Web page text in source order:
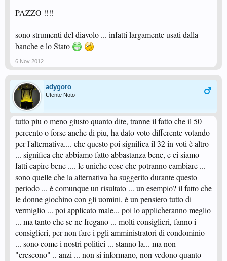
PAZZO !!!!
sono strumenti del diavolo ... infatti largamente usati dalla
banche e lo Stato
6 Nov 2012
adygoro
Utente Noto
tutto piu o meno giusto quanto dite, tranne il fatto che il 50
percento o forse anche di piu, ha dato voto differente votando
per l'alternativa.... che questo poi significa il 32 in voti è altro
... significa che abbiamo fatto abbastanza bene, e ci siamo
fatti capire bene .... le uniche cose che potranno cambiare ...
sono quelle che la alternativa ha suggerito durante questo
periodo ... è comunque un risultato ... un esempio? il fatto che
le donne giochino con gli uomini, è un pensiero tutto di
vermiglio ... poi applicato male... poi lo applicheranno meglio
... ma tanto che se ne fregano ... molti consiglieri, fanno i
consiglieri, per non fare i pgli amministratori di condominio
... sono come i nostri politici ... stanno la... ma non
"crescono" .. anzi ... non si informano, non vedono quanto